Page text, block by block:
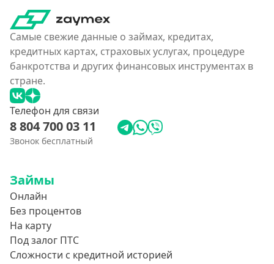
Карта с нулевым остатком
На дебетовую карту
На кредитную карту
На виртуальную карту
На неименную карту
На именную карту
На зарплатную карту
Похожие МФО
Как еКапуста
Наподобие Займера
Словно Золотая Корона
Самые свежие данные о займах, кредитах,
кредитных картах, страховых услугах, процедуре
банкротства и других финансовых инструментах в
стране.
Телефон для связи
8 804 700 03 11
Звонок бесплатный
Займы
Онлайн
Без процентов
На карту
Под залог ПТС
Сложности с кредитной историей